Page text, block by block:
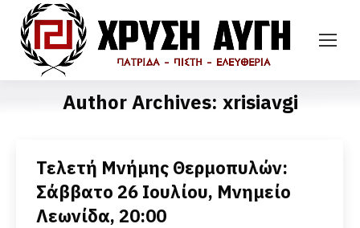
Author Archives: xrisiavgi
Τελετή Μνήμης Θερμοπυλών:
Σάββατο 26 Ιουλίου, Μνημείο
Λεωνίδα, 20:00